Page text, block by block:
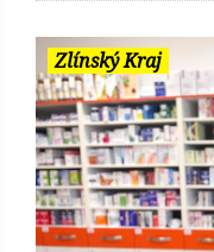
Zlínský Kraj